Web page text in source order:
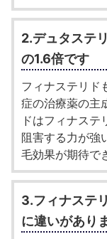
2.デュタステ
の1.6倍です
フィナステリド
症の治療薬の主
ドはフィナス
阻害する力が強
毛効果が期待で
3.フィナステ
に違いがあり